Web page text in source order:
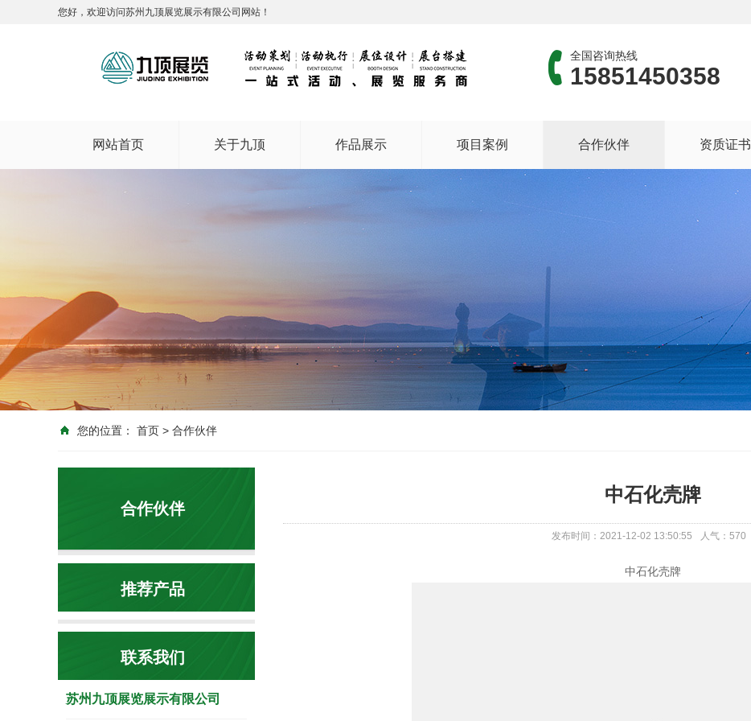
您好，欢迎访问苏州九顶展览展示有限公司网站！
全国咨询热线
15851450358
网站首页 关于九顶 作品展示 项目案例 合作伙伴 资质证书
您的位置： 首页 > 合作伙伴
合作伙伴
推荐产品
联系我们
苏州九顶展览展示有限公司
中石化壳牌
发布时间：2021-12-02 13:50:55 人气： 570
中石化壳牌